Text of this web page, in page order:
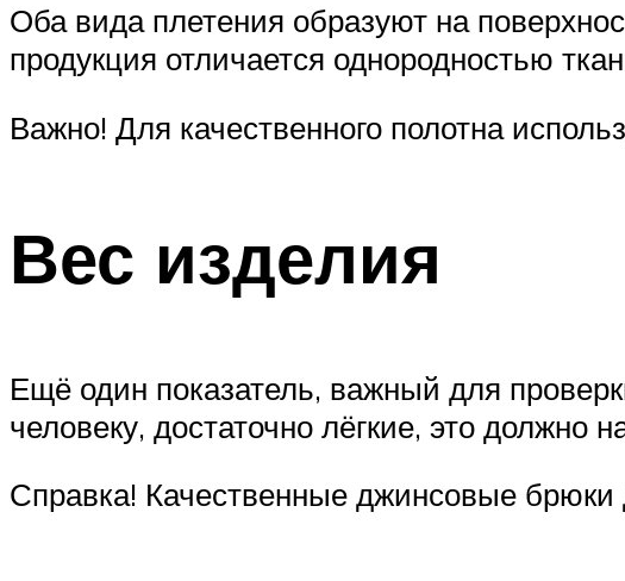
Оба вида плетения образуют на
продукция отличается однородностью
Важно! Для качественного полотна
Вес изделия
Ещё один показатель, важный для
человеку, достаточно лёгкие, это должно
Справка! Качественные джинсовые